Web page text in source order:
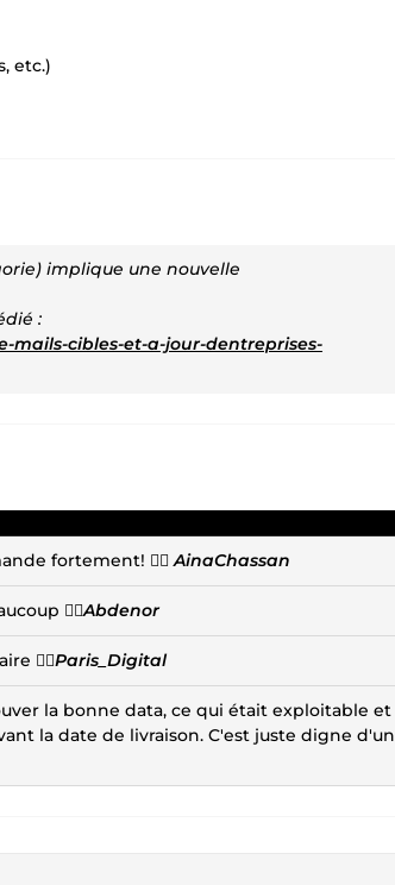
etc.)
implique une nouvelle
:
mails-cibles-et-a-jour-dentreprises-
fortement! 👍🏻AinaChassan
👍🏻Abdenor
👍🏻Paris_Digital
la bonne data, ce qui était exploitable et
la date de livraison. C'est juste digne d'un